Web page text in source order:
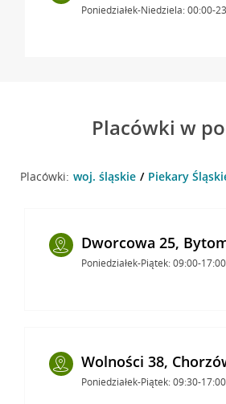
Poniedziałek-Niedziela: 00:00-
Placówki w
Placówki: woj. śląskie Piekary
Dworcowa 25,
Poniedziałek-Piątek: 09:00-17:00
Wolności 38,
Poniedziałek-Piątek: 09:30-17:00